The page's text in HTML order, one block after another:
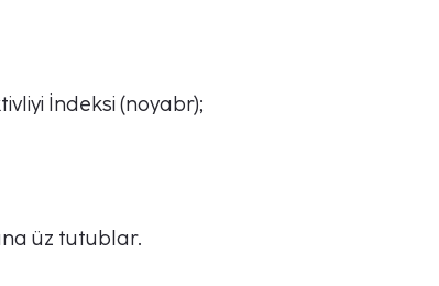
İndeksi (noyabr);
üz tutublar.